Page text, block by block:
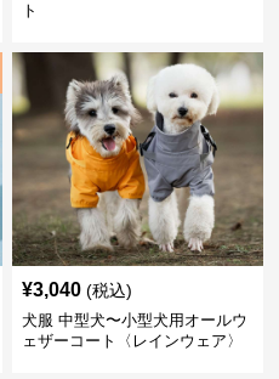
ト
¥3,040 (税込)
犬服 中型犬〜小型犬用オールウ
ェザーコート〈レインウェア〉